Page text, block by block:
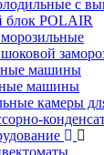
с
блок POLAIR
машины
машины
камеры